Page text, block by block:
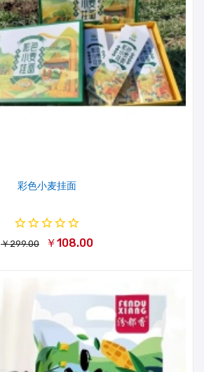
彩色小麦挂面
￥299.00 ￥108.00